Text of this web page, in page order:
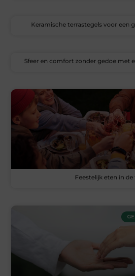
Keramische terrastegels voor een
Sfeer en comfort zonder gedoe met
Feestelijk eten in de